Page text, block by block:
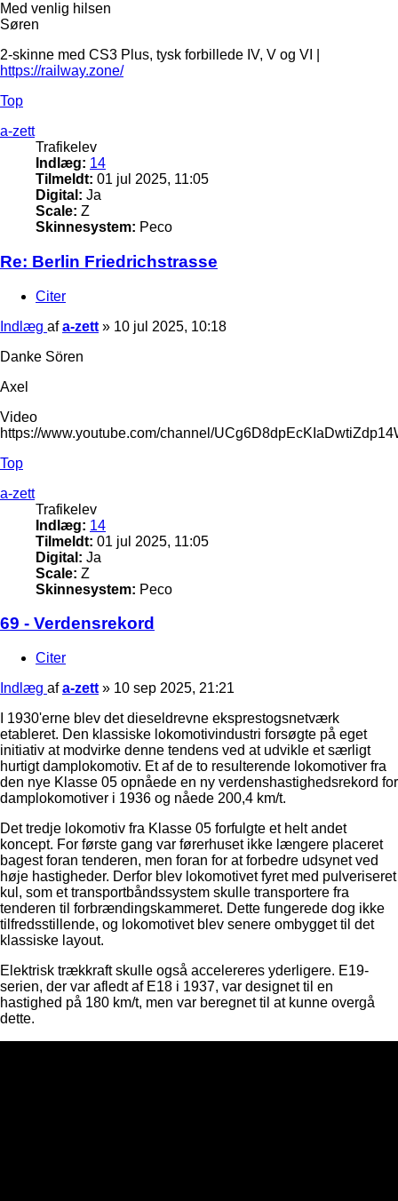
Med venlig hilsen
Søren
2-skinne med CS3 Plus, tysk forbillede IV, V og VI |
https://railway.zone/
Top
a-zett
Trafikelev
Indlæg: 14
Tilmeldt: 01 jul 2025, 11:05
Digital: Ja
Scale: Z
Skinnesystem: Peco
Re: Berlin Friedrichstrasse
Citer
Indlæg afa-zett » 10 jul 2025, 10:18
Danke Sören
Axel
Video
https://www.youtube.com/channel/
Top
a-zett
Trafikelev
Indlæg: 14
Tilmeldt: 01 jul 2025, 11:05
Digital: Ja
Scale: Z
Skinnesystem: Peco
69 - Verdensrekord
Citer
Indlæg afa-zett » 10 sep 2025, 21:21
I 1930'erne blev det dieseldrevne eksprestogsnetværk
etableret. Den klassiske lokomotivindustri forsøgte på eget
initiativ at modvirke denne tendens ved at udvikle et særligt
hurtigt damplokomotiv. Et af de to resulterende lokomotiver fra
den nye Klasse 05 opnåede en ny verdenshastighedsrekord for
damplokomotiver i 1936 og nåede 200,4 km/t.
Det tredje lokomotiv fra Klasse 05 forfulgte et helt andet
koncept. For første gang var førerhuset ikke længere placeret
bagest foran tenderen, men foran for at forbedre udsynet ved
høje hastigheder. Derfor blev lokomotivet fyret med pulveriseret
kul, som et transportbåndssystem skulle transportere fra
tenderen til forbrændingskammeret. Dette fungerede dog ikke
tilfredsstillende, og lokomotivet blev senere ombygget til det
klassiske layout.
Elektrisk trækkraft skulle også accelereres yderligere. E19-
serien, der var afledt af E18 i 1937, var designet til en
hastighed på 180 km/t, men var beregnet til at kunne overgå
dette.